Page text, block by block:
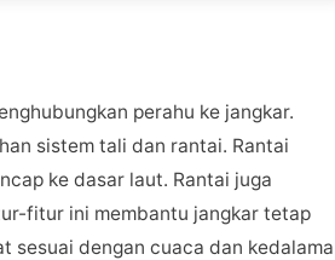
perahu ke jangkar.
sistem tali dan rantai. Rantai
ke dasar laut. Rantai juga
fitur ini membantu jangkar tetap
sesuai dengan cuaca dan